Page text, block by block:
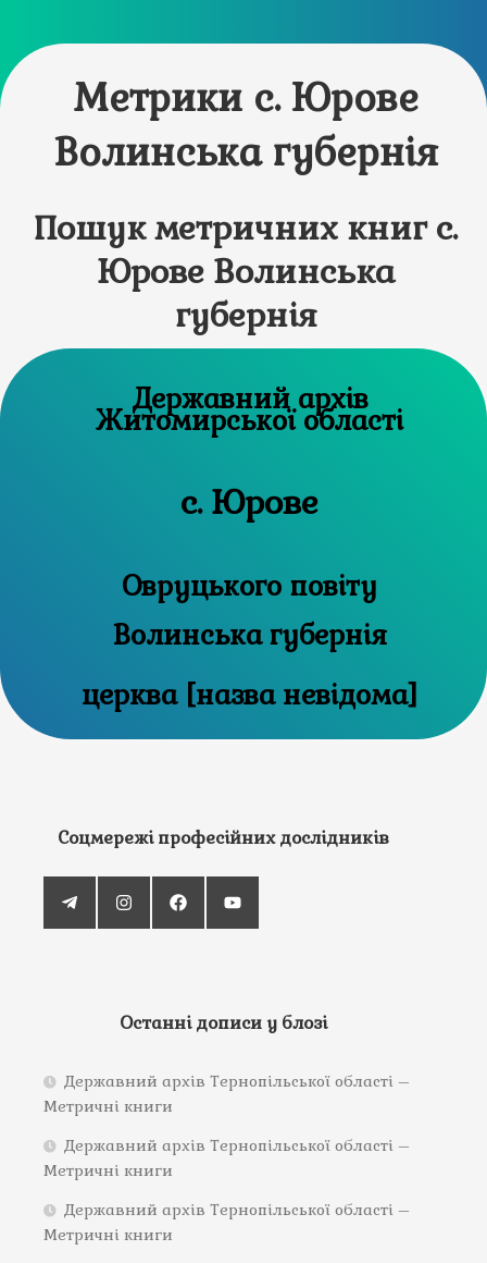
Метрики с. Юрове
Волинська губернія
Пошук метричних книг с.
Юрове Волинська
губернія
Державний архів
Житомирської області
с. Юрове
Овруцького повіту
Волинська губернія
церква [назва невідома]
Соцмережі професійних дослідників
Останні дописи у блозі
Державний архів Тернопільської області –
Метричні книги
Державний архів Тернопільської області –
Метричні книги
Державний архів Тернопільської області –
Метричні книги